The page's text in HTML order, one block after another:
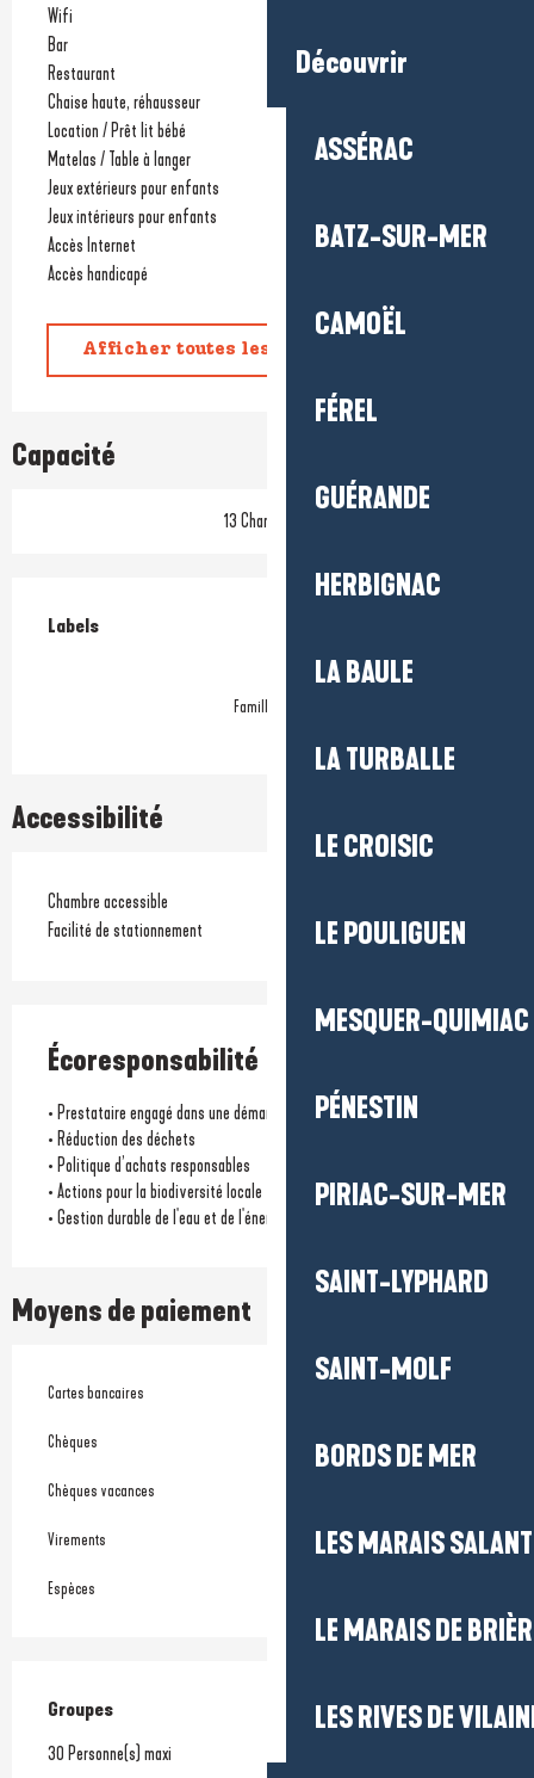
Découvrir
ASSÉRAC
BATZ-SUR-MER
CAMOËL
FÉREL
GUÉRANDE
HERBIGNAC
LA BAULE
LA TURBALLE
LE CROISIC
LE POULIGUEN
MESQUER-QUIMIAC
PÉNESTIN
PIRIAC-SUR-MER
SAINT-LYPHARD
SAINT-MOLF
BORDS DE MER
LES MARAIS
LE MARAIS DE
LES RIVES DE
Wifi
Bar
Restaurant
Chaise haute, réhausseur
Location / Prêt lit bébé
Matelas / Table à langer
Jeux extérieurs pour enfants
Jeux intérieurs pour enfants
Accès Internet
Accès handicapé
Afficher toutes les prestations
Capacité
13 Chambre(s)
Offres de prestations
Labels
Labels
Famille Plus
Accessibilité
Chambre accessible
Facilité de stationnement
Écoresponsabilité
• Prestataire engagé dans une démarche environnementale
• Réduction des déchets
• Politique d’achats responsables
• Actions pour la biodiversité locale
• Gestion durable de l'eau et de l'énergie
Moyens de paiement
Cartes bancaires
Chèques
Chèques vacances
Virements
Espèces
Groupes
Groupes
30 Personne(s) maxi